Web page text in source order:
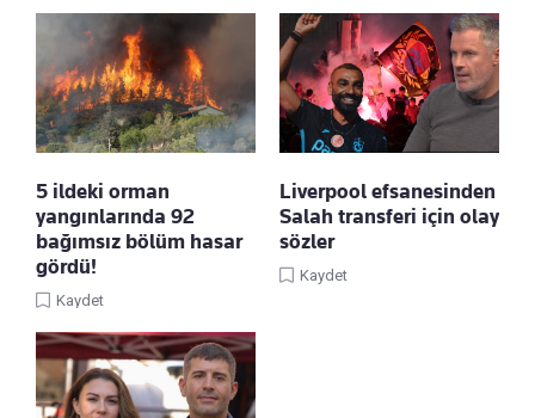
5 ildeki orman
yangınlarında 92
bağımsız bölüm hasar
gördü!
Kaydet
Liverpool efsanesinden
Salah transferi için olay
sözler
Kaydet